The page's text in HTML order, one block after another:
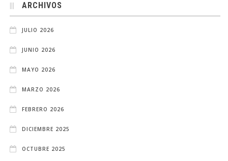
ARCHIVOS
JULIO 2026
JUNIO 2026
MAYO 2026
MARZO 2026
FEBRERO 2026
DICIEMBRE 2025
OCTUBRE 2025